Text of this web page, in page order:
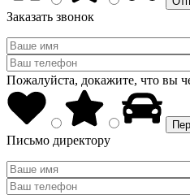
Заказать звонок
Пожалуйста, докажите, что вы
Письмо директору